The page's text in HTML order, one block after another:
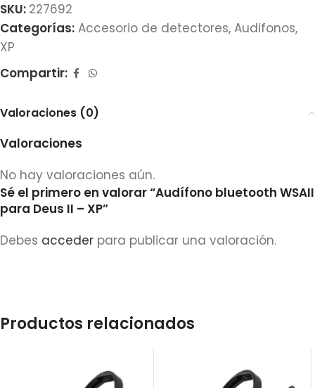
SKU: 227692
Categorías: Accesorio de detectores, Audifonos,
XP
Compartir:
Valoraciones (0)
Valoraciones
No hay valoraciones aún.
Sé el primero en valorar “Audífono bluetooth WSAII
para Deus II – XP”
Debes acceder para publicar una valoración.
Productos relacionados